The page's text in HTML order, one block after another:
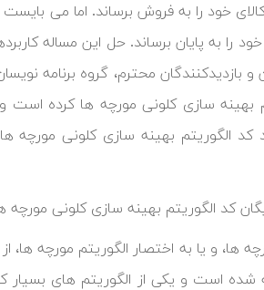
خود را به فروش برساند. اما می بایست
را به پایان برساند. حل این مساله
بازدیدکنندگان محترم، گروه برنامه
بهینه سازی کلونی مورچه ها کرده است و
کد الگوریتم بهینه سازی کلونی مورچه
ها، و یا به اختصار الگوریتم مورچه
شده است و یکی از الگوریتم های بسیار